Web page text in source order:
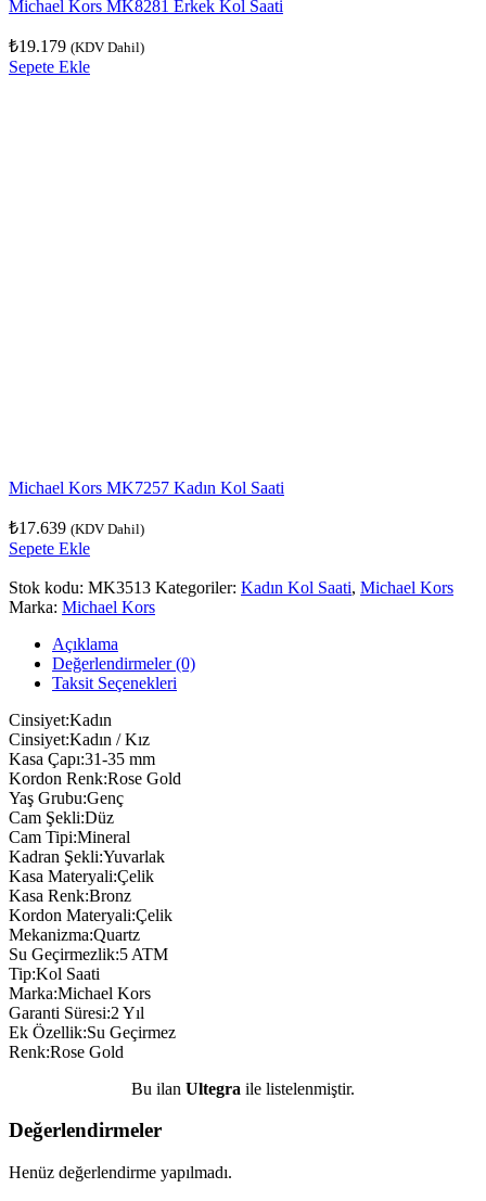
Michael Kors MK8281 Erkek Kol Saati
₺19.179 (KDV Dahil)
Sepete Ekle
Michael Kors MK7257 Kadın Kol Saati
₺17.639 (KDV Dahil)
Sepete Ekle
Stok kodu: MK3513 Kategoriler: Kadın Kol Saati, Michael Kors
Marka: Michael Kors
Açıklama
Değerlendirmeler (0)
Taksit Seçenekleri
Cinsiyet:Kadın
Cinsiyet:Kadın / Kız
Kasa Çapı:31-35 mm
Kordon Renk:Rose Gold
Yaş Grubu:Genç
Cam Şekli:Düz
Cam Tipi:Mineral
Kadran Şekli:Yuvarlak
Kasa Materyali:Çelik
Kasa Renk:Bronz
Kordon Materyali:Çelik
Mekanizma:Quartz
Su Geçirmezlik:5 ATM
Tip:Kol Saati
Marka:Michael Kors
Garanti Süresi:2 Yıl
Ek Özellik:Su Geçirmez
Renk:Rose Gold
Bu ilan Ultegra ile listelenmiştir.
Değerlendirmeler
Henüz değerlendirme yapılmadı.